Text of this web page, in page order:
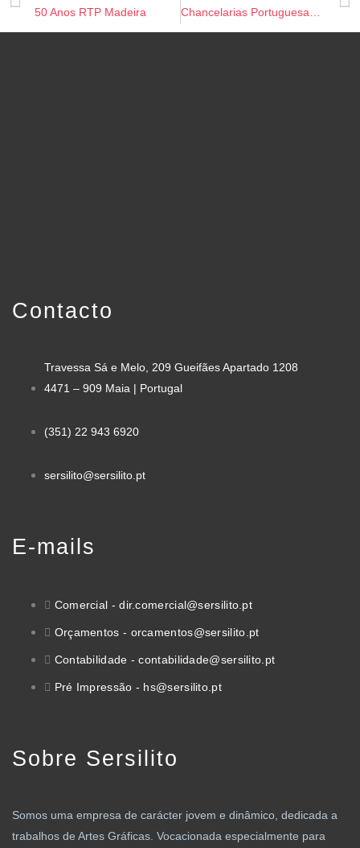
50 Anos RTP Madeira
Contacto
Travessa Sá e Melo, 209 Gueifães Apartado 1208
4471 – 909 Maia | Portugal
(351) 22 943 6920
sersilito@sersilito.pt
E-mails
Comercial - dir.comercial@sersilito.pt
Orçamentos - orcamentos@sersilito.pt
Contabilidade - contabilidade@sersilito.pt
Pré Impressão - hs@sersilito.pt
Sobre Sersilito
Somos uma empresa de carácter jovem e dinâmico, dedicada a
trabalhos de Artes Gráficas. Vocacionada especialmente para